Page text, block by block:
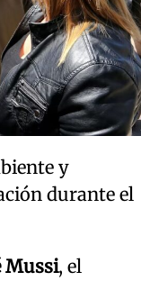
y
durante el
Mussi, el